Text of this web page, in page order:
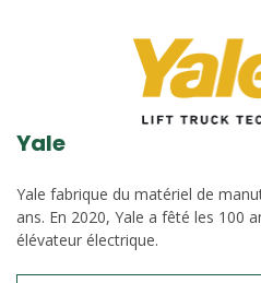
Yale
Yale fabrique du matériel de
ans. En 2020, Yale a fêté les 100
élévateur électrique.